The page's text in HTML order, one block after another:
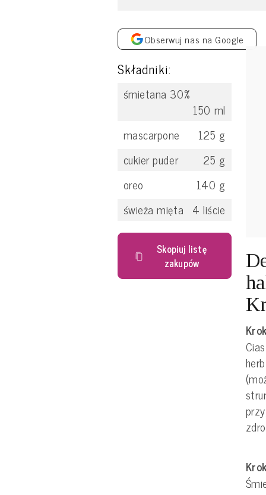
Obserwuj nas na Google
Składniki:
śmietana 30%
150 ml
mascarpone
125 g
cukier puder
25 g
oreo
140 g
świeża mięta 4 liście
Skopiuj listę
zakupów